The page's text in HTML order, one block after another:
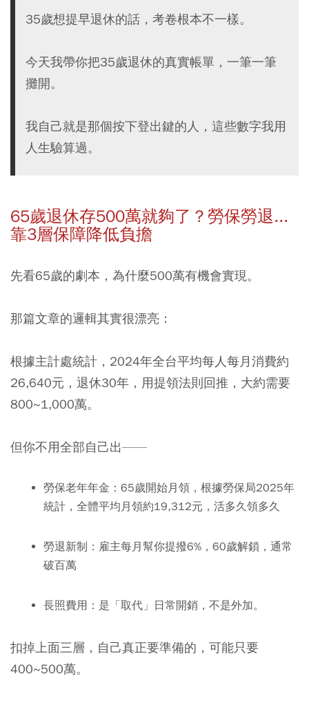
35歲想提早退休的話，考卷根本不一樣。
今天我帶你把35歲退休的真實帳單，一筆一筆
攤開。
我自己就是那個按下登出鍵的人，這些數字我用
人生驗算過。
65歲退休存500萬就夠了？勞保勞退...
靠3層保障降低負擔
先看65歲的劇本，為什麼500萬有機會實現。
那篇文章的邏輯其實很漂亮：
根據主計處統計，2024年全台平均每人每月消費約
26,640元，退休30年，用提領法則回推，大約需要
800~1,000萬。
但你不用全部自己出——
勞保老年年金： 65歲開始月領，根據勞保局2025年
統計，全體平均月領約19,312元，活多久領多久
勞退新制： 雇主每月幫你提撥6%，60歲解鎖，通常
破百萬
長照費用： 是「取代」日常開銷，不是外加。
扣掉上面三層，自己真正要準備的，可能只要
400~500萬。